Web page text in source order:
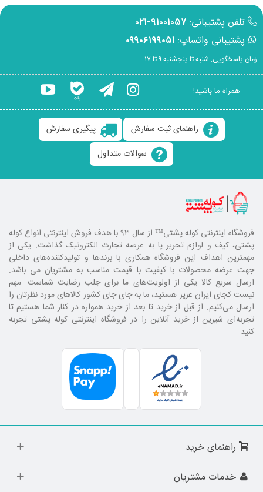
تلفن پشتیبانی: ۹۱۰۰۱۰۵۷-۰۲۱
پشتیبانی واتساپ: ۰۹۹۰۶۱۹۹۰۵۱
زمان پاسخگویی: شنبه تا پنجشنبه ۹ تا ۱۷
همراه ما باشید!
راهنمای ثبت سفارش
پیگیری سفارش
سوالات متداول
فروشگاه اینترنتی کوله پشتی
™ از سال ۹۳ با هدف فروش اینترنتی انواع کوله
پشتی، کیف و لوازم تحریر پا به عرصه تجارت الکترونیک گذاشت. یکی از
مهمترین اهداف این فروشگاه همکاری با برند‌ها و تولیدکننده‌های داخلی
جهت عرضه محصولات با کیفیت با قیمت مناسب به مشتریان می باشد.
ارسال سریع کالا یکی از اولویت‌های ما برای جلب رضایت شماست. مهم
نیست کجای ایران عزیز هستید، ما به جای جای کشور کالا‌های مورد نظرتان را
ارسال می‌کنیم. از قبل از خرید تا بعد از خرید همواره در کنار شما هستیم تا
تجربه‌ای شیرین از خرید آنلاین را در فروشگاه اینترنتی کوله پشتی تجربه
کنید.
راهنمای خرید
خدمات مشتریان